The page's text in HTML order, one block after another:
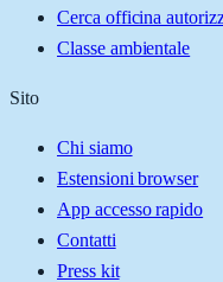
Cerca officina
Classe ambientale
Sito
Chi siamo
Estensioni browser
App accesso rapido
Contatti
Press kit